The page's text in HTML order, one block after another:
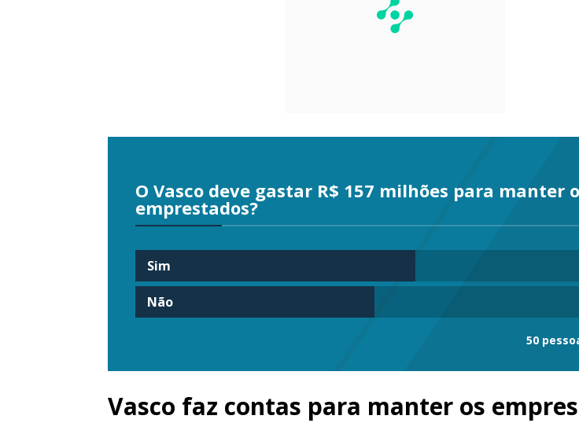
O Vasco deve gastar R$ 157 milhões para manter
emprestados?
Sim
Não
50
Vasco faz contas para manter os